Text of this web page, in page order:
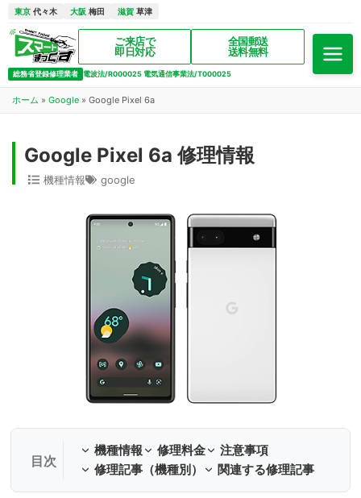
東京 代々木 大阪 梅田 滋賀 草津
ご来店で
即日対応
全国郵送
送料無料
総務省登録修理業者 電波法/R000025 電気通信事業法/T000025
ホーム » Google » Google Pixel 6a
Google Pixel 6a 修理情報
機種情報 google
機種情報 修理料金
注意事項
修理記事（機種別）
関連する修理記事